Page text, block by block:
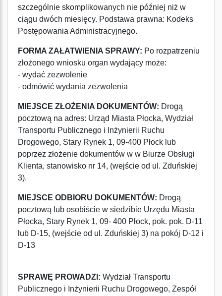
szczególnie skomplikowanych nie później niż w
ciągu dwóch miesięcy. Podstawa prawna: Kodeks
Postępowania Administracyjnego.
FORMA ZAŁATWIENIA SPRAWY: Po rozpatrzeniu
złożonego wniosku organ wydający może:
- wydać zezwolenie
- odmówić wydania zezwolenia
MIEJSCE ZŁOŻENIA DOKUMENTÓW: Drogą
pocztową na adres: Urząd Miasta Płocka, Wydział
Transportu Publicznego i Inżynierii Ruchu
Drogowego, Stary Rynek 1, 09-400 Płock lub
poprzez złożenie dokumentów w w Biurze Obsługi
Klienta, stanowisko nr 14, (wejście od ul. Zduńskiej
3).
MIEJSCE ODBIORU DOKUMENTÓW: Drogą
pocztową lub osobiście w siedzibie Urzędu Miasta
Płocka, Stary Rynek 1, 09- 400 Płock, pok. pok. D-11
lub D-15, (wejście od ul. Zduńskiej 3) na pokój D-12 i
D-13
SPRAWĘ PROWADZI: Wydział Transportu
Publicznego i Inżynierii Ruchu Drogowego, Zespół